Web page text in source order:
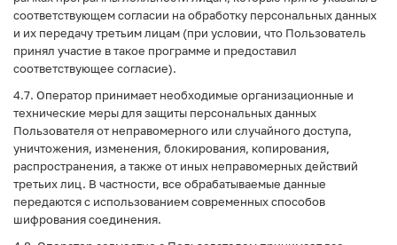
соответствующем согласии на обработку персональных данных
и их передачу третьим лицам (при условии, что Пользователь
принял участие в такое программе и предоставил
соответствующее согласие).
4.7. Оператор принимает необходимые организационные и
технические меры для защиты персональных данных
Пользователя от неправомерного или случайного доступа,
уничтожения, изменения, блокирования, копирования,
распространения, а также от иных неправомерных действий
третьих лиц. В частности, все обрабатываемые данные
передаются с использованием современных способов
шифрования соединения.